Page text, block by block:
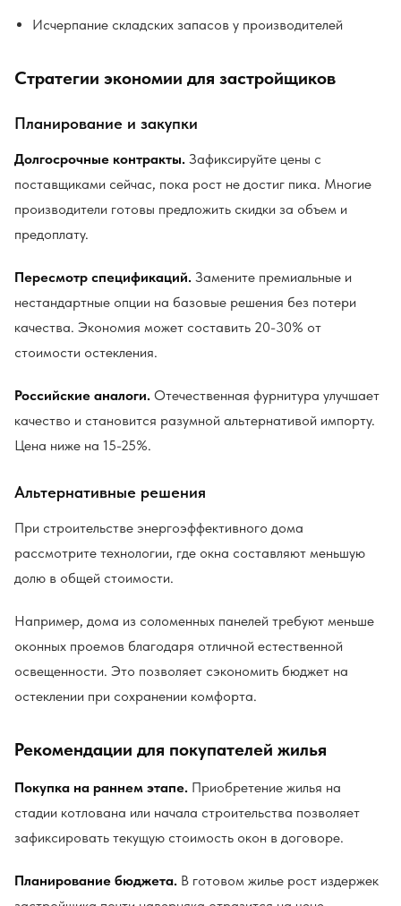
Исчерпание складских запасов у производителей
Стратегии экономии для застройщиков
Планирование и закупки
Долгосрочные контракты. Зафиксируйте цены с
поставщиками сейчас, пока рост не достиг пика. Многие
производители готовы предложить скидки за объем и
предоплату.
Пересмотр спецификаций. Замените премиальные и
нестандартные опции на базовые решения без потери
качества. Экономия может составить 20-30% от
стоимости остекления.
Российские аналоги. Отечественная фурнитура улучшает
качество и становится разумной альтернативой импорту.
Цена ниже на 15-25%.
Альтернативные решения
При строительстве энергоэффективного дома
рассмотрите технологии, где окна составляют меньшую
долю в общей стоимости.
Например, дома из соломенных панелей требуют меньше
оконных проемов благодаря отличной естественной
освещенности. Это позволяет сэкономить бюджет на
остеклении при сохранении комфорта.
Рекомендации для покупателей жилья
Покупка на раннем этапе. Приобретение жилья на
стадии котлована или начала строительства позволяет
зафиксировать текущую стоимость окон в договоре.
Планирование бюджета. В готовом жилье рост издержек